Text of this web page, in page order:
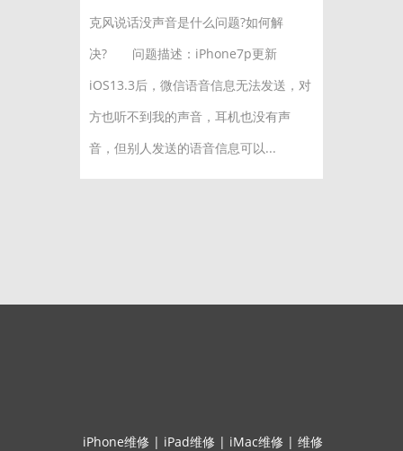
克风说话没声音是什么问题?如何解
决? 问题描述：iPhone7p更新
iOS13.3后，微信语音信息无法发送，对
方也听不到我的声音，耳机也没有声
音，但别人发送的语音信息可以...
iPhone维修 | iPad维修 | iMac维修 | 维修